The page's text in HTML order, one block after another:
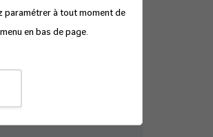
paramétrer à tout moment de
en bas de page.